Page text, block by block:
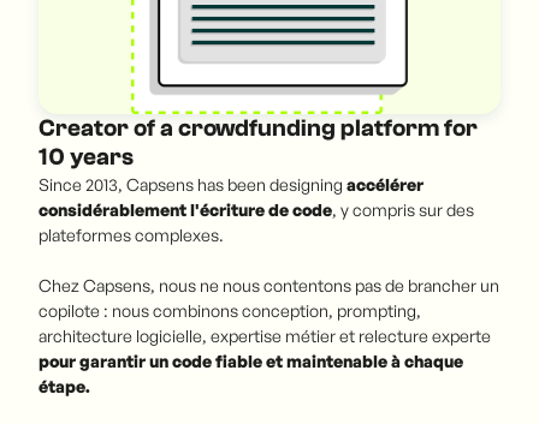
Creator of a crowdfunding platform for
10 years
Since 2013, Capsens has been designing accélérer
considérablement l'écriture de code, y compris sur des
plateformes complexes.
Chez Capsens, nous ne nous contentons pas de brancher un
copilote : nous combinons conception, prompting,
architecture logicielle, expertise métier et relecture experte
pour garantir un code fiable et maintenable à chaque
étape.